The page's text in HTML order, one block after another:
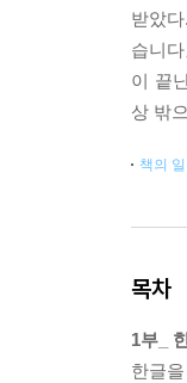
받았
습니
이 끝
상 밖
책의
목차
1부_
한글